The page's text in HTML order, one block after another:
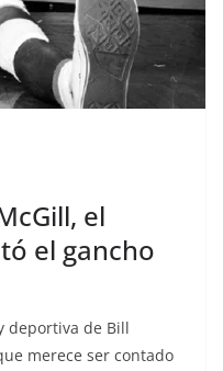
el
el gancho
deportiva de Bill
merece ser contado